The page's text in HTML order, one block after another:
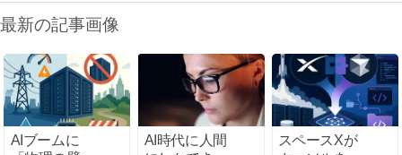
最新の記事画像
AIブームに
AI時代に人間
スペースXが